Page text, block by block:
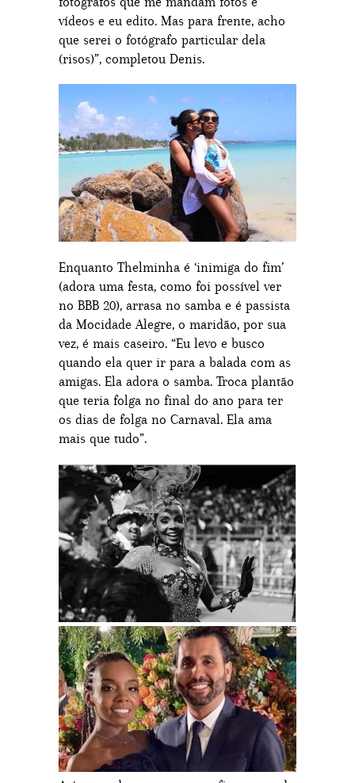
vídeos e eu edito. Mas para frente, acho
que serei o fotógrafo particular dela
(risos)”, completou Denis.
Enquanto Thelminha é ‘inimiga do fim’
(adora uma festa, como foi possível ver
no BBB 20), arrasa no samba e é passista
da Mocidade Alegre, o maridão, por sua
vez, é mais caseiro. “Eu levo e busco
quando ela quer ir para a balada com as
amigas. Ela adora o samba. Troca plantão
que teria folga no final do ano para ter
os dias de folga no Carnaval. Ela ama
mais que tudo”.